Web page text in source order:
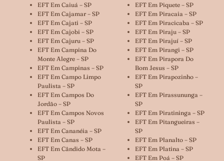
EFT Em Caiuá – SP
EFT Em Cajamar – SP
EFT Em Cajati – SP
EFT Em Cajobi – SP
EFT Em Cajuru – SP
EFT Em Campina Do
Monte Alegre – SP
EFT Em Campinas – SP
EFT Em Campo Limpo
Paulista – SP
EFT Em Campos Do
Jordão – SP
EFT Em Campos Novos
Paulista – SP
EFT Em Cananéia – SP
EFT Em Canas – SP
EFT Em Cândido Mota –
SP
EFT Em Piquete – SP
EFT Em Piracaia – SP
EFT Em Piracicaba – SP
EFT Em Piraju – SP
EFT Em Pirajuí – SP
EFT Em Pirangi – SP
EFT Em Pirapora Do
Bom Jesus – SP
EFT Em Pirapozinho –
SP
EFT Em Pirassununga –
SP
EFT Em Piratininga – SP
EFT Em Pitangueiras –
SP
EFT Em Planalto – SP
EFT Em Platina – SP
EFT Em Poá – SP